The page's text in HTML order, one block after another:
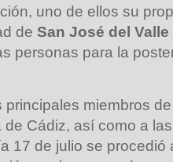
uno de ellos su
de San José del Valle
personas para la
miembros
Cádiz, así como a
17 de julio se procedió